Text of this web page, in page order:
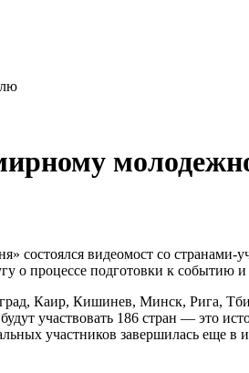
видеомост со
о процессе подготовки к событию
Каир, Кишинев, Минск, Рига,
участвовать 186 стран — это
участников завершилась еще